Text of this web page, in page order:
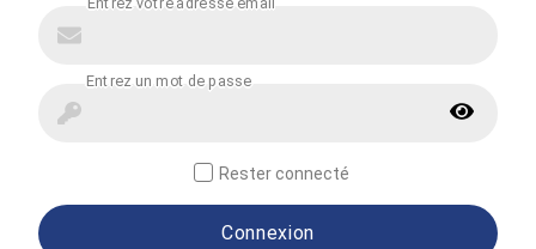
Rester connecté
Connexion